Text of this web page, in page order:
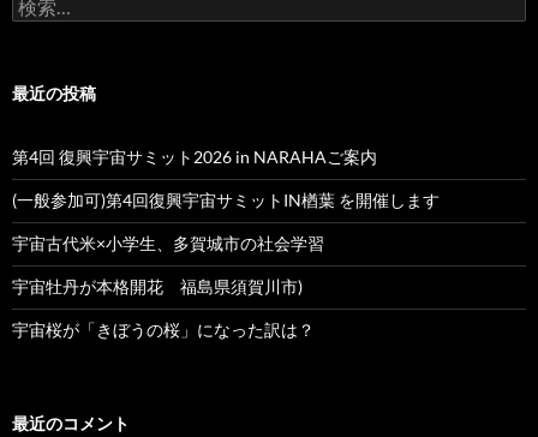
索:
最近の投稿
第4回 復興宇宙サミット2026 in NARAHAご案内
(一般参加可)第4回復興宇宙サミットIN楢葉 を開催します
宇宙古代米×小学生、多賀城市の社会学習
宇宙牡丹が本格開花 福島県須賀川市)
宇宙桜が「きぼうの桜」になった訳は？
最近のコメント